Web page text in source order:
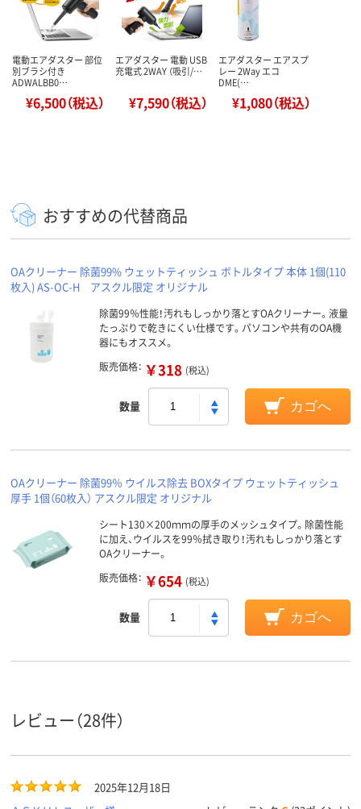
電動エアダスター 部位
別ブラシ付き
ADWALBB0…
¥6,500（税込）
エアダスター 電動 USB
充電式 2WAY （吸引/…
¥7,590（税込）
エアダスター エアスプ
レー 2Way エコ
DME(…
¥1,080（税込）
おすすめの代替商品
OAクリーナー 除菌99% ウェットティッシュ ボトルタイプ 本体 1個(110
枚入) AS-OC-H アスクル限定 オリジナル
除菌99％性能！汚れもしっかり落とすOAクリーナー。液量
たっぷりで乾きにくい仕様です。パソコンや共有のOA機
器にもオススメ。
販売価格： ￥318 (税込)
数量 カゴへ
OAクリーナー 除菌99％ ウイルス除去 BOXタイプ ウェットティッシュ
厚手 1個（60枚入） アスクル限定 オリジナル
シート130×200ｍｍの厚手のメッシュタイプ。除菌性能
に加え、ウイルスを99％拭き取り！汚れもしっかり落とす
OAクリーナー。
販売価格： ￥654 (税込)
数量 カゴへ
レビュー（28件）
2025年12月18日